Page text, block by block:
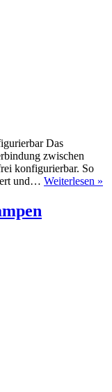
Das
zwischen
konfigurierbar. So
und… Weiterlesen »